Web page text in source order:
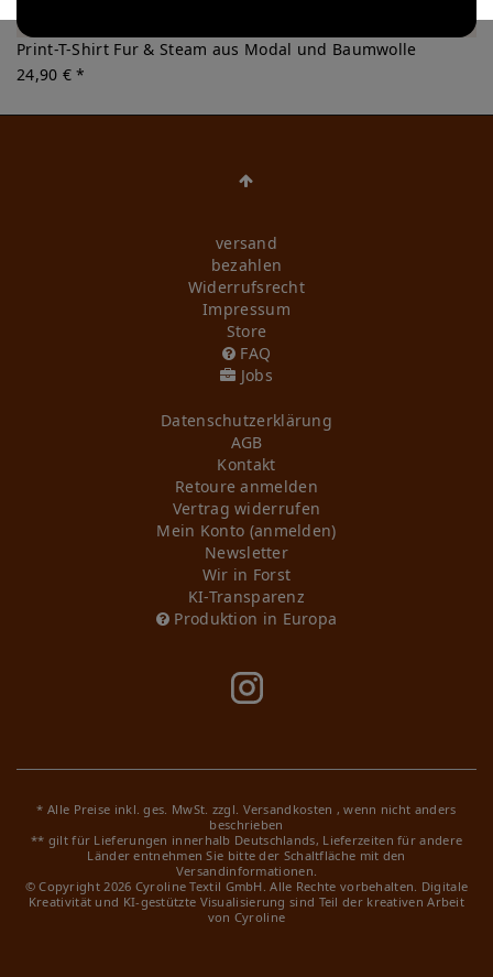
Print-T-Shirt Fur & Steam aus Modal und Baumwolle
24,90 € *
versand
bezahlen
Widerrufs­recht
Impressum
Store
FAQ
Jobs
Daten­schutz­erklärung
AGB
Kontakt
Retoure anmelden
Vertrag widerrufen
Mein Konto (anmelden)
Newsletter
Wir in Forst
KI-Transparenz
Produktion in Europa
* Alle Preise inkl. ges. MwSt. zzgl. Versandkosten , wenn nicht anders
beschrieben
** gilt für Lieferungen innerhalb Deutschlands, Lieferzeiten für andere
Länder entnehmen Sie bitte der Schaltfläche mit den
Versandinformationen.
© Copyright 2026 Cyroline Textil GmbH. Alle Rechte vorbehalten. Digitale
Kreativität und KI-gestützte Visualisierung sind Teil der kreativen Arbeit
von Cyroline